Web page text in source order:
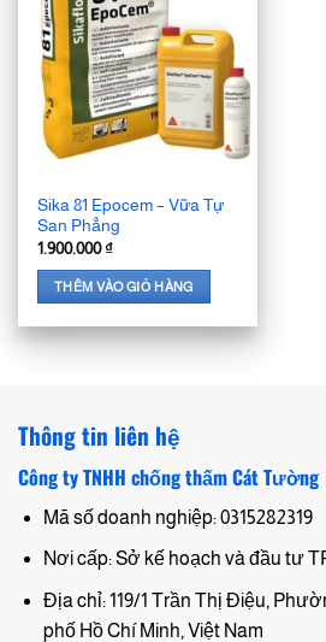
Sika 81 Epocem – Vữa Tự
San Phẳng
1.900.000₫
THÊM VÀO GIỎ HÀNG
Thông tin liên hệ
Công ty TNHH chống thấm Cát Tường
Mã số doanh nghiệp: 0315282319
Nơi cấp: Sở kế hoạch và đầu tư
Địa chỉ: 119/1 Trần Thị Điệu,
phố Hồ Chí Minh, Việt Nam